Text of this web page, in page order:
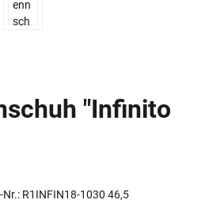
"Infinito
Nr.: R1INFIN18-1030 46,5